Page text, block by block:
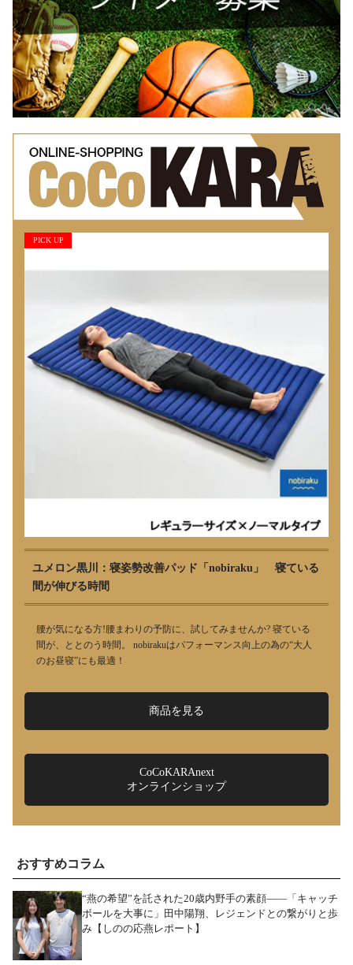
PICK UP
ユメロン黒川：寝姿勢改善パッド「nobiraku」 寝ている
間が伸びる時間
腰が気になる方!腰まわりの予防に、試してみませんか? 寝ている
間が、ととのう時間。 nobirakuはパフォーマンス向上の為の“大人
のお昼寝”にも最適！
商品を見る
CoCoKARAnext
オンラインショップ
おすすめコラム
“燕の希望”を託された20歳内野手の素顔――「キャッチ
ボールを大事に」田中陽翔、レジェンドとの繋がりと歩
み【しのの応燕レポート】